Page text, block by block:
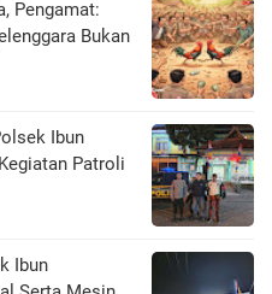
Pengamat:
Bukan
Ibun
Patroli
Ibun